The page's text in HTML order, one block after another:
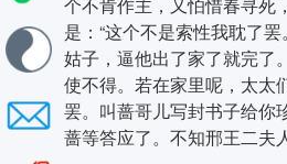
是：“这个不是索性我耽了
姑子，逼他出了家了就完了
使不得。若在家里呢，太太
罢。叫蔷哥儿写封书子给你
蔷等答应了。不知邢王二夫